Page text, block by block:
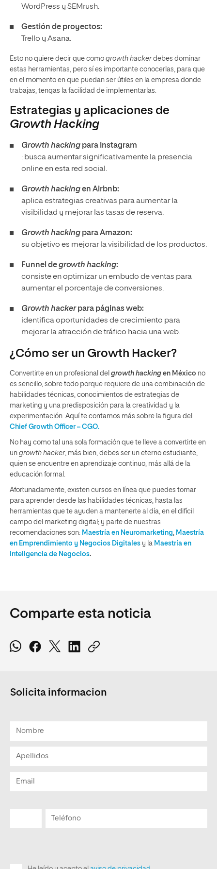
WordPress y SEMrush.
Gestión de proyectos:
Trello y Asana.
Esto no quiere decir que como growth hackerdebes dominar
estas herramientas, pero sí es importante conocerlas, para que
en el momento en que puedan ser útiles en la empresa donde
trabajas, tengas la facilidad de implementarlas.
Estrategias y aplicaciones de
Growth Hacking
Growth hacking para Instagram
: busca aumentar significativamente la presencia
online en esta red social.
Growth hackingen Airbnb:
aplica estrategias creativas para aumentar la
visibilidad y mejorar las tasas de reserva.
Growth hacking para Amazon:
su objetivo es mejorar la visibilidad de los productos.
Funnel degrowth hacking:
consiste en optimizar un embudo de ventas para
aumentar el porcentaje de conversiones.
Growth hackerpara páginas web:
identifica oportunidades de crecimiento para
mejorar la atracción de tráfico hacia una web.
¿Cómo ser un Growth Hacker?
Convertirte en un profesional del growth hacking en México no
es sencillo, sobre todo porque requiere de una combinación de
habilidades técnicas, conocimientos de estrategias de
marketing y una predisposición para la creatividad y la
experimentación. Aquí te contamos más sobre la figura del
Chief Growth Officer – CGO.
No hay como tal una sola formación que te lleve a convertirte en
un growth hacker, más bien, debes ser un eterno estudiante,
quien se encuentre en aprendizaje continuo, más allá de la
educación formal.
Afortunadamente, existen cursos en línea que puedes tomar
para aprender desde las habilidades técnicas, hasta las
herramientas que te ayuden a mantenerte al día, en el difícil
campo del marketing digital; y parte de nuestras
recomendaciones son: Maestría en Neuromarketing
Maestría
en Emprendimiento y Negocios Digitales y la Maestría en
Inteligencia de Negocios.
Comparte esta noticia
Solicita informacion